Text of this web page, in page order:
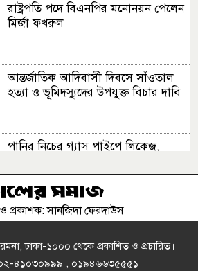
রাষ্ট্রপতি পদে বিএনপির মনোনয়ন পেলেন
মির্জা ফখরুল
আন্তর্জাতিক আদিবাসী দিবসে সাঁওতাল
‎হত্যা ও ভূমিদস্যুদের উপযুক্ত বিচার দাবি
পানির নিচের গ্যাস পাইপে লিকেজ,
কয়রায় আন্তর্জাতিক আদিবাসী দিবস
প্রকাশক: সানজিদা ফেরদাউস
ঢাকা-১০০০ থেকে প্রকাশিত ও প্রচারিত।
৪১০৩০৯৯৯ , ০১৯৪৬৬৩৫৫৫১